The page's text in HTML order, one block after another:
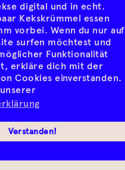
digital und in echt.
Kekskrümmel essen
vorbei. Wenn du nur auf
surfen möchtest und
Funktionalität
erkläre dich mit der
Cookies einverstanden.
Verstanden!